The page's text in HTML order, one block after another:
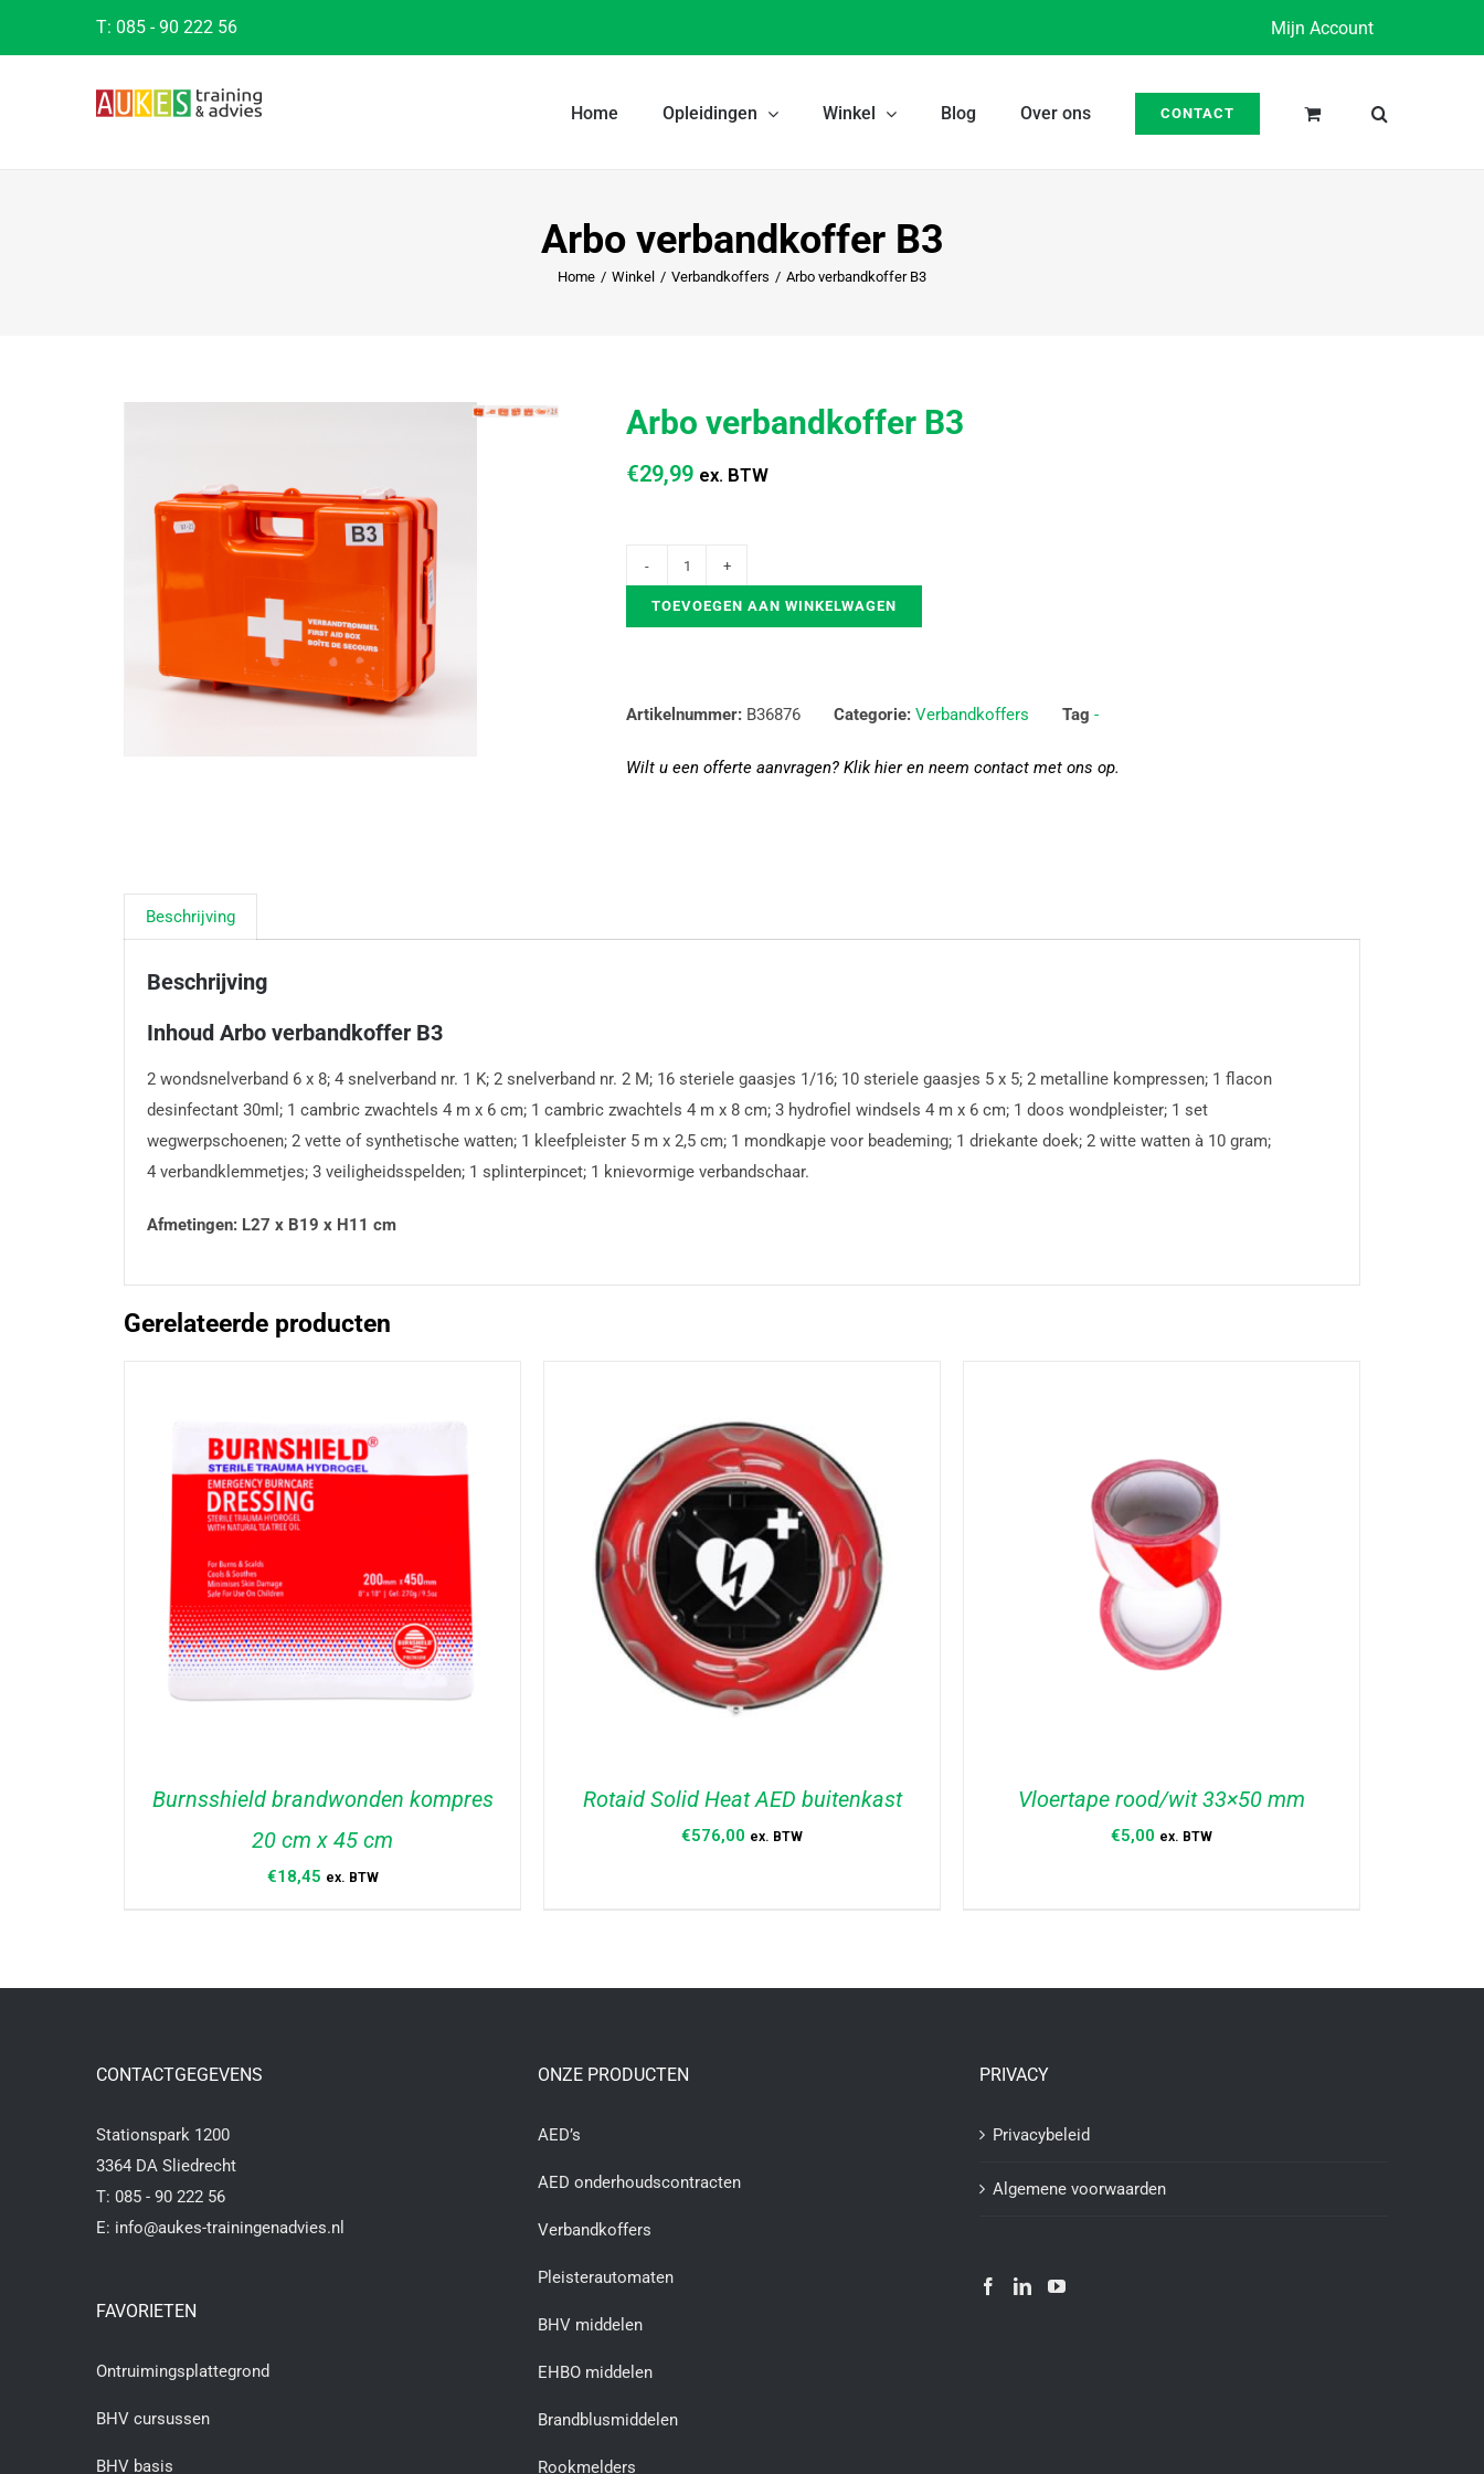
T: 085 - 90 222 56 Mijn Account
Home Opleidingen Winkel Blog Over ons CONTACT
Arbo verbandkoffer B3
Home / Winkel / Verbandkoffers / Arbo verbandkoffer B3
Arbo verbandkoffer B3
€29,99 ex. BTW
TOEVOEGEN AAN WINKELWAGEN
Artikelnummer: B36876 Categorie: Verbandkoffers Tag -
Wilt u een offerte aanvragen? Klik hier en neem contact met ons op.
Beschrijving
Beschrijving
Inhoud Arbo verbandkoffer B3
2 wondsnelverband 6 x 8; 4 snelverband nr. 1 K; 2 snelverband nr. 2 M; 16 steriele gaasjes 1/16; 10 steriele gaasjes 5 x 5; 2 metalline kompressen; 1 flacon
desinfectant 30ml; 1 cambric zwachtels 4 m x 6 cm; 1 cambric zwachtels 4 m x 8 cm; 3 hydrofiel windsels 4 m x 6 cm; 1 doos wondpleister; 1 set
wegwerpschoenen; 2 vette of synthetische watten; 1 kleefpleister 5 m x 2,5 cm; 1 mondkapje voor beademing; 1 driekante doek; 2 witte watten à 10 gram;
4 verbandklemmetjes; 3 veiligheidsspelden; 1 splinterpincet; 1 knievormige verbandschaar.
Afmetingen: L27 x B19 x H11 cm
Gerelateerde producten
Burnsshield brandwonden kompres
20 cm x 45 cm
€18,45 ex. BTW
Rotaid Solid Heat AED buitenkast
€576,00 ex. BTW
Vloertape rood/wit 33×50 mm
€5,00 ex. BTW
CONTACTGEGEVENS
Stationspark 1200
3364 DA Sliedrecht
T: 085 - 90 222 56
E: info@aukes-trainingenadvies.nl
FAVORIETEN
Ontruimingsplattegrond
BHV cursussen
BHV basis
ONZE PRODUCTEN
AED’s
AED onderhoudscontracten
Verbandkoffers
Pleisterautomaten
BHV middelen
EHBO middelen
Brandblusmiddelen
Rookmelders
PRIVACY
Privacybeleid
Algemene voorwaarden